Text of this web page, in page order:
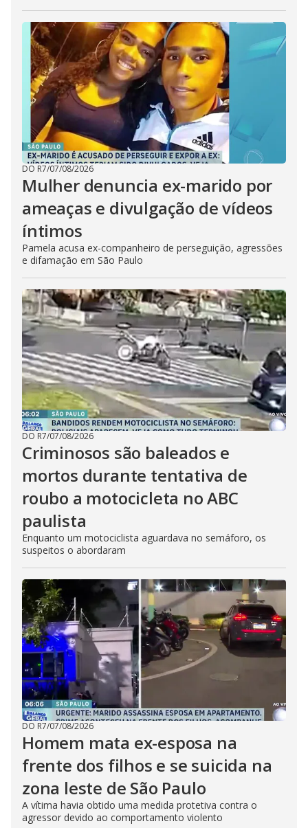
DO R7/07/08/2026
Mulher denuncia ex-marido por
ameaças e divulgação de vídeos
íntimos
Pamela acusa ex-companheiro de perseguição, agressões
e difamação em São Paulo
DO R7/07/08/2026
Criminosos são baleados e
mortos durante tentativa de
roubo a motocicleta no ABC
paulista
Enquanto um motociclista aguardava no semáforo, os
suspeitos o abordaram
DO R7/07/08/2026
Homem mata ex-esposa na
frente dos filhos e se suicida na
zona leste de São Paulo
A vítima havia obtido uma medida protetiva contra o
agressor devido ao comportamento violento